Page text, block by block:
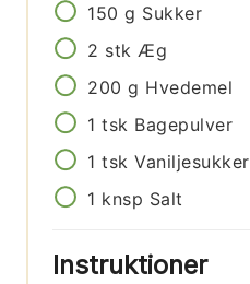
150 g Sukker
2 stk Æg
200 g Hvedemel
1 tsk Bagepulver
1 tsk Vaniljesukker
1 knsp Salt
Instruktioner